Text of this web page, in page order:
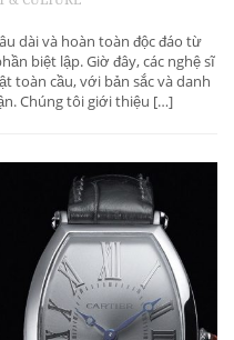
dài và hoàn toàn độc đáo từ
biệt lập. Giờ đây, các nghệ sĩ
toàn cầu, với bản sắc và danh
Chúng tôi giới thiệu […]